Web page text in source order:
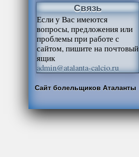
Связь
Если у Вас имеются
вопросы, предложения или
проблемы при работе с
сайтом, пишите на почтовый
ящик
admin@atalanta-calcio.ru
Сайт болельщиков Аталанты